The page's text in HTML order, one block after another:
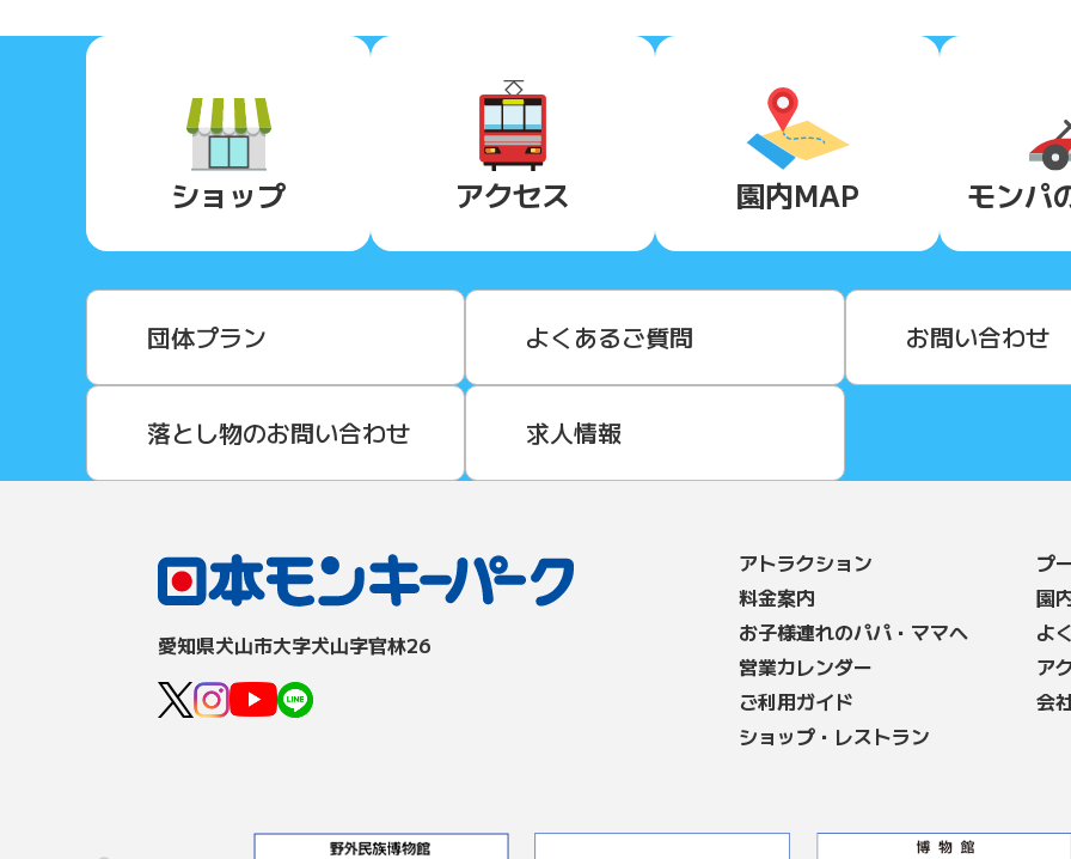
ショップ アクセス 園内MAP モンパ
団体プラン よくあるご質問 お問い合わせ
落とし物のお問い合わせ 求人情報
愛知県⽝⼭市⼤字⽝⼭字官林26
アトラクション
料⾦案内
お子様連れのパパ・ママへ
営業カレンダー
ご利用ガイド
ショップ・レストラン
プ
園
よ
ア
会